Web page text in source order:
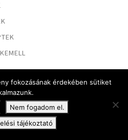
fokozásának érdekében sütiket
Nem fogadom el.
tájékoztató